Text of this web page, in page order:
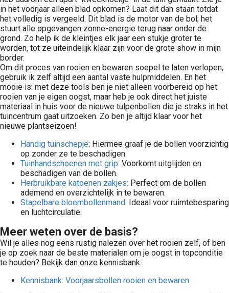
in het voorjaar alleen blad opkomen? Laat dit dan staan totdat
het volledig is vergeeld. Dit blad is de motor van de bol; het
stuurt alle opgevangen zonne-energie terug naar onder de
grond. Zo help ik de kleintjes elk jaar een stukje groter te
worden, tot ze uiteindelijk klaar zijn voor de grote show in mijn
border.
Om dit proces van rooien en bewaren soepel te laten verlopen,
gebruik ik zelf altijd een aantal vaste hulpmiddelen. En het
mooie is: met deze tools ben je niet alleen voorbereid op het
rooien van je eigen oogst, maar heb je ook direct het juiste
materiaal in huis voor de nieuwe tulpenbollen die je straks in het
tuincentrum gaat uitzoeken. Zo ben je altijd klaar voor het
nieuwe plantseizoen!
Handig tuinschepje: Hiermee graaf je de bollen voorzichtig
op zonder ze te beschadigen.
Tuinhandschoenen met grip: Voorkomt uitglijden en
beschadigen van de bollen.
Herbruikbare katoenen zakjes: Perfect om de bollen
ademend en overzichtelijk in te bewaren.
Stapelbare bloembollenmand: Ideaal voor ruimtebesparing
en luchtcirculatie.
Meer weten over de basis?
Wil je alles nog eens rustig nalezen over het rooien zelf, of ben
je op zoek naar de beste materialen om je oogst in topconditie
te houden? Bekijk dan onze kennisbank:
Kennisbank: Voorjaarsbollen rooien en bewaren